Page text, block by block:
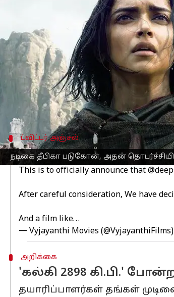
நடிகை தீபிகா படுகோன், அதன்
செய்தி முன்னோட்டம்
2024 ஆம் ஆண்டு வெளியான
தீபிகா படுகோன், அதன்
இந்தத் தகவலை படத்தின்
வியாழக்கிழமை சமூக ஊடக
வரவிருக்கும் தொடர்ச்சியில்
ட்விட்டர் அஞ்சல்
Twitter Post
This is to officially announce that
After careful consideration, We have
And a film like…
— Vyjayanthi Movies (@VyjayanthiFilms)
அறிக்கை
'கல்கி 2898 கி.பி.'
தயாரிப்பாளர்கள் தங்கள்